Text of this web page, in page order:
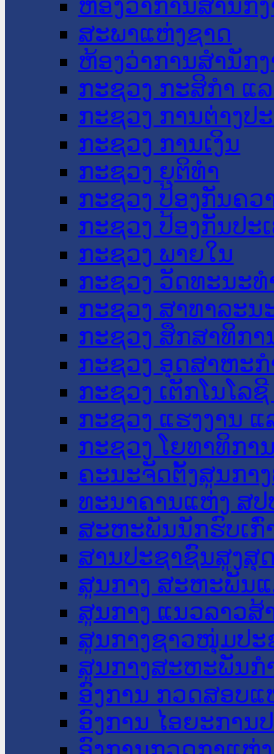
ຫ້ອງວ່າການສໍານັກ
ສະພາແຫ່ງຊາດ
ຫ້ອງວ່າການສຳນັກ
ກະຊວງ ກະສິກຳ ແ
ກະຊວງ ການຕ່າງປ
ກະຊວງ ການເງິນ
ກະຊວງ ຍຸຕິທໍາ
ກະຊວງ ປ້ອງກັນຄວ
ກະຊວງ ປ້ອງກັນປະ
ກະຊວງ ພາຍໃນ
ກະຊວງ ວັດທະນະ
ກະຊວງ ສາທາລະນ
ກະຊວງ ສຶກສາທິກາ
ກະຊວງ ອຸດສາຫະ
ກະຊວງ ເຕັກໂນໂລ
ກະຊວງ ແຮງງານ
ກະຊວງ ໂຍທາທິກາ
ຄະນະຈັດຕັ້ງສູນກາ
ທະນາຄານແຫ່ງ ສປ
ສະຫະພັນນັກຮົບເກົ່
ສານປະຊາຊົນສູງສຸ
ສູນກາງ ສະຫະພັນ
ສູນກາງ ແນວລາວສ້
ສູນກາງຊາວໜຸ່ມປະ
ສູນກາງສະຫະພັນກ
ອົງການ ກວດສອບແ
ອົງການ ໄອຍະການ